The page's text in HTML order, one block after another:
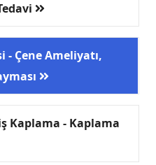
- Çene Ameliyatı,
Kaplama - Kaplama